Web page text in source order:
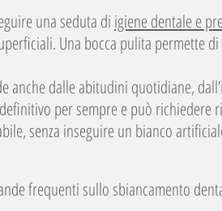
una seduta di igiene dentale e
Una bocca pulita permette
dalle abitudini quotidiane,
per sempre e può richiedere
senza inseguire un bianco
frequenti sullo sbiancamento